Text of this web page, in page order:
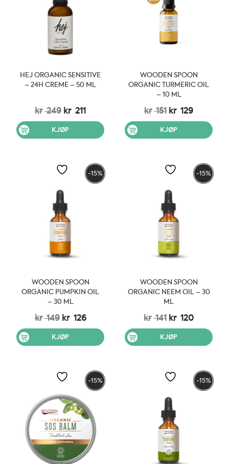
HEJ ORGANIC SENSITIVE
– 24H CREME – 50 ML
kr249 Opprinnelig
pris
var:
kr 249.
kr 211Nåværende
pris
kr 211.
KJØP
WOODEN SPOON
ORGANIC TURMERIC OIL
– 10 ML
kr151 Opprinnelig
pris
var:
kr 151.
kr 129
pris
kr 129.
KJØP
-15%
WOODEN SPOON
ORGANIC PUMPKIN OIL
– 30 ML
kr149 Opprinnelig
pris
var:
kr 149.
kr 126Nåværende
pris
kr 126.
KJØP
-15%
WOODEN SPOON
ORGANIC NEEM OIL – 30
ML
kr141 Opprinnelig
pris
var:
kr 141.
kr 120
pris
kr 120.
KJØP
-15% -15%